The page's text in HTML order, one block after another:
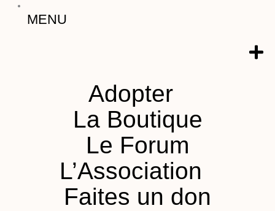
MENU
Adopter
La Boutique
Le Forum
L’Association
Faites un don